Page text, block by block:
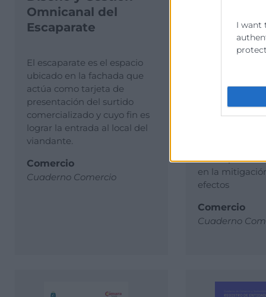
I want
Omnicanal del
Escaparate
El escaparate es el espacio
ubicado en la fachada que
actúa como tarjeta de
presentación del surtido
comercializado y cuyo fin es
lograr la entrada al local del
viandante.
Comercio
Cuaderno Comercio
de los
residuos
envases
El cambio
de los desafíos
significativos
desempeña
en la
efectos
Comercio
Cuaderno